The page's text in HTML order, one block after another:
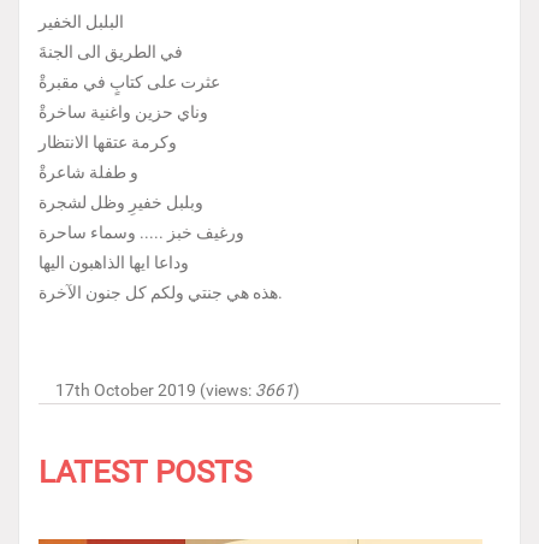
البلبل الخفير
في الطريق الى الجنةَ
عثرت على كتابٍ في مقبرةْ
وناي حزين واغنية ساخرةْ
وكرمة عتقها الانتظار
و طفلة شاعرةْ
وبلبل خفيرِ وظل لشجرة
ورغيف خبز ..... وسماء ساحرة
وداعا ايها الذاهبون اليها
هذه هي جنتي ولكم كل جنون الآخرة.
17th October 2019 (views: 3661)
LATEST POSTS